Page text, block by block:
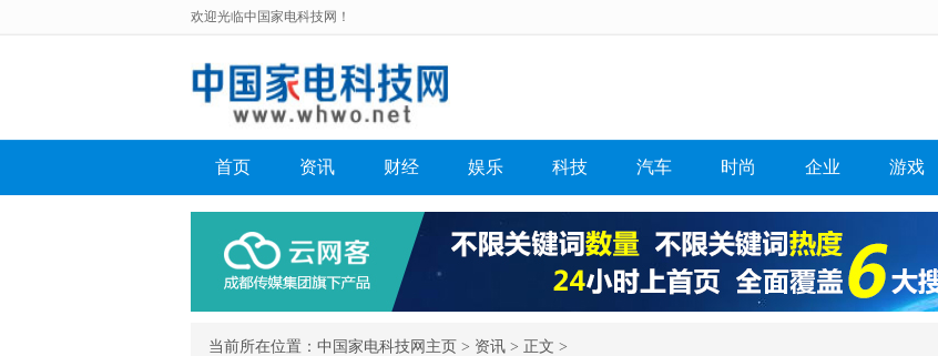
欢迎光临中国家电科技网！
首页 资讯 财经 娱乐 科技 汽车 时尚 企业 游戏
当前所在位置： 中国家电科技网主页 > 资讯 > 正文 >